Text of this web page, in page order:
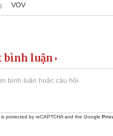
VOV
bình luận
is protected by reCAPTCHA and the Google